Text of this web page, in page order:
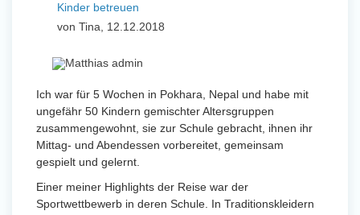
Kinder betreuen
von Tina, 12.12.2018
Ich war für 5 Wochen in Pokhara, Nepal und habe mit
ungefähr 50 Kindern gemischter Altersgruppen
zusammengewohnt, sie zur Schule gebracht, ihnen ihr
Mittag- und Abendessen vorbereitet, gemeinsam
gespielt und gelernt.
Einer meiner Highlights der Reise war der
Sportwettbewerb in deren Schule. In Traditionskleidern